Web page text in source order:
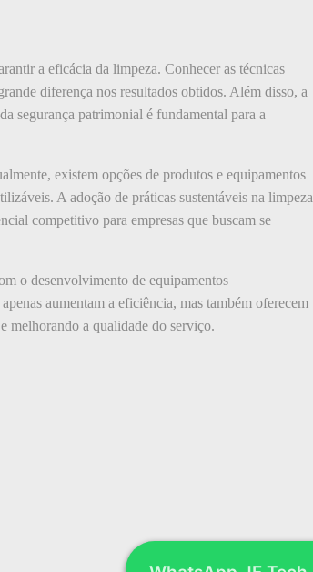
a eficácia da limpeza. Conhecer as técnicas
diferença nos resultados obtidos. Além disso, a
segurança patrimonial é fundamental para a
existem opções de produtos e equipamentos
A adoção de práticas sustentáveis na limpeza
competitivo para empresas que buscam se
o desenvolvimento de equipamentos
aumentam a eficiência, mas também oferecem
melhorando a qualidade do serviço.